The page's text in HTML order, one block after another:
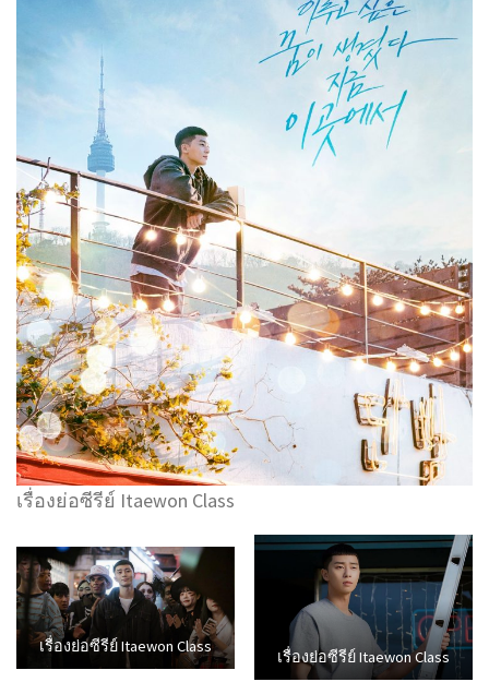
เรื่องย่อซีรีย์ Itaewon Class
เรื่องย่อซีรีย์ Itaewon Class
เรื่องย่อซีรีย์ Itaewon Class